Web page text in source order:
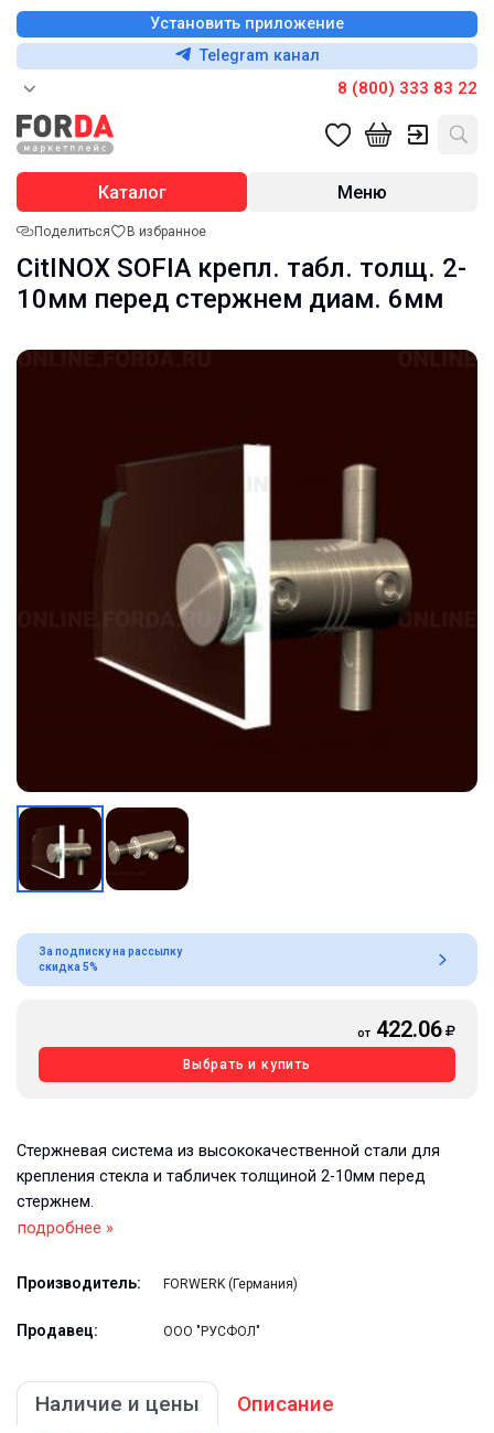
Установить приложение
Telegram канал
8 (800) 333 83 22
Каталог Меню
Поделиться В избранное
CitINOX SOFIA крепл. табл. толщ. 2-
10мм перед стержнем диам. 6мм
За подписку на рассылку
скидка 5%
от 422.06
Выбрать и купить
Стержневая система из высококачественной стали для
крепления стекла и табличек толщиной 2-10мм перед
стержнем.
подробнее »
Производитель: FORWERK (Германия)
Продавец: ООО "РУСФОЛ"
Наличие и цены
Описание